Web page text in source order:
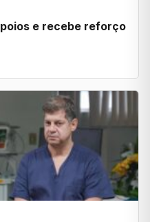
e recebe reforço